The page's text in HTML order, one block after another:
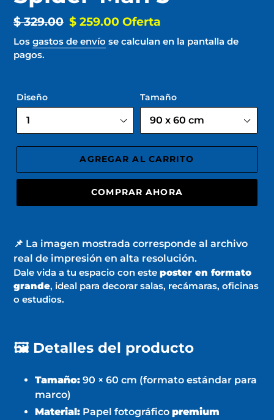
Precio
habitual
$ 329.00 Precio
de
$ 259.00Oferta
Los gastos de envío se calculan en la pantalla de
pagos.
Diseño Tamaño
AGREGAR AL CARRITO
COMPRAR AHORA
el
producto
a
tu
carrito
de
📌 La imagen mostrada corresponde al archivo
real de impresión en alta resolución.
Dale vida a tu espacio con este poster en formato
grande, ideal para decorar salas, recámaras, oficinas
o estudios.
🖼️ Detalles del producto
Tamaño: 90 × 60 cm (formato estándar para
marco)
Material: Papel fotográfico premium